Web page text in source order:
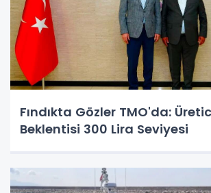
Fındıkta Gözler TMO'da:
Beklentisi 300 Lira Seviyesi